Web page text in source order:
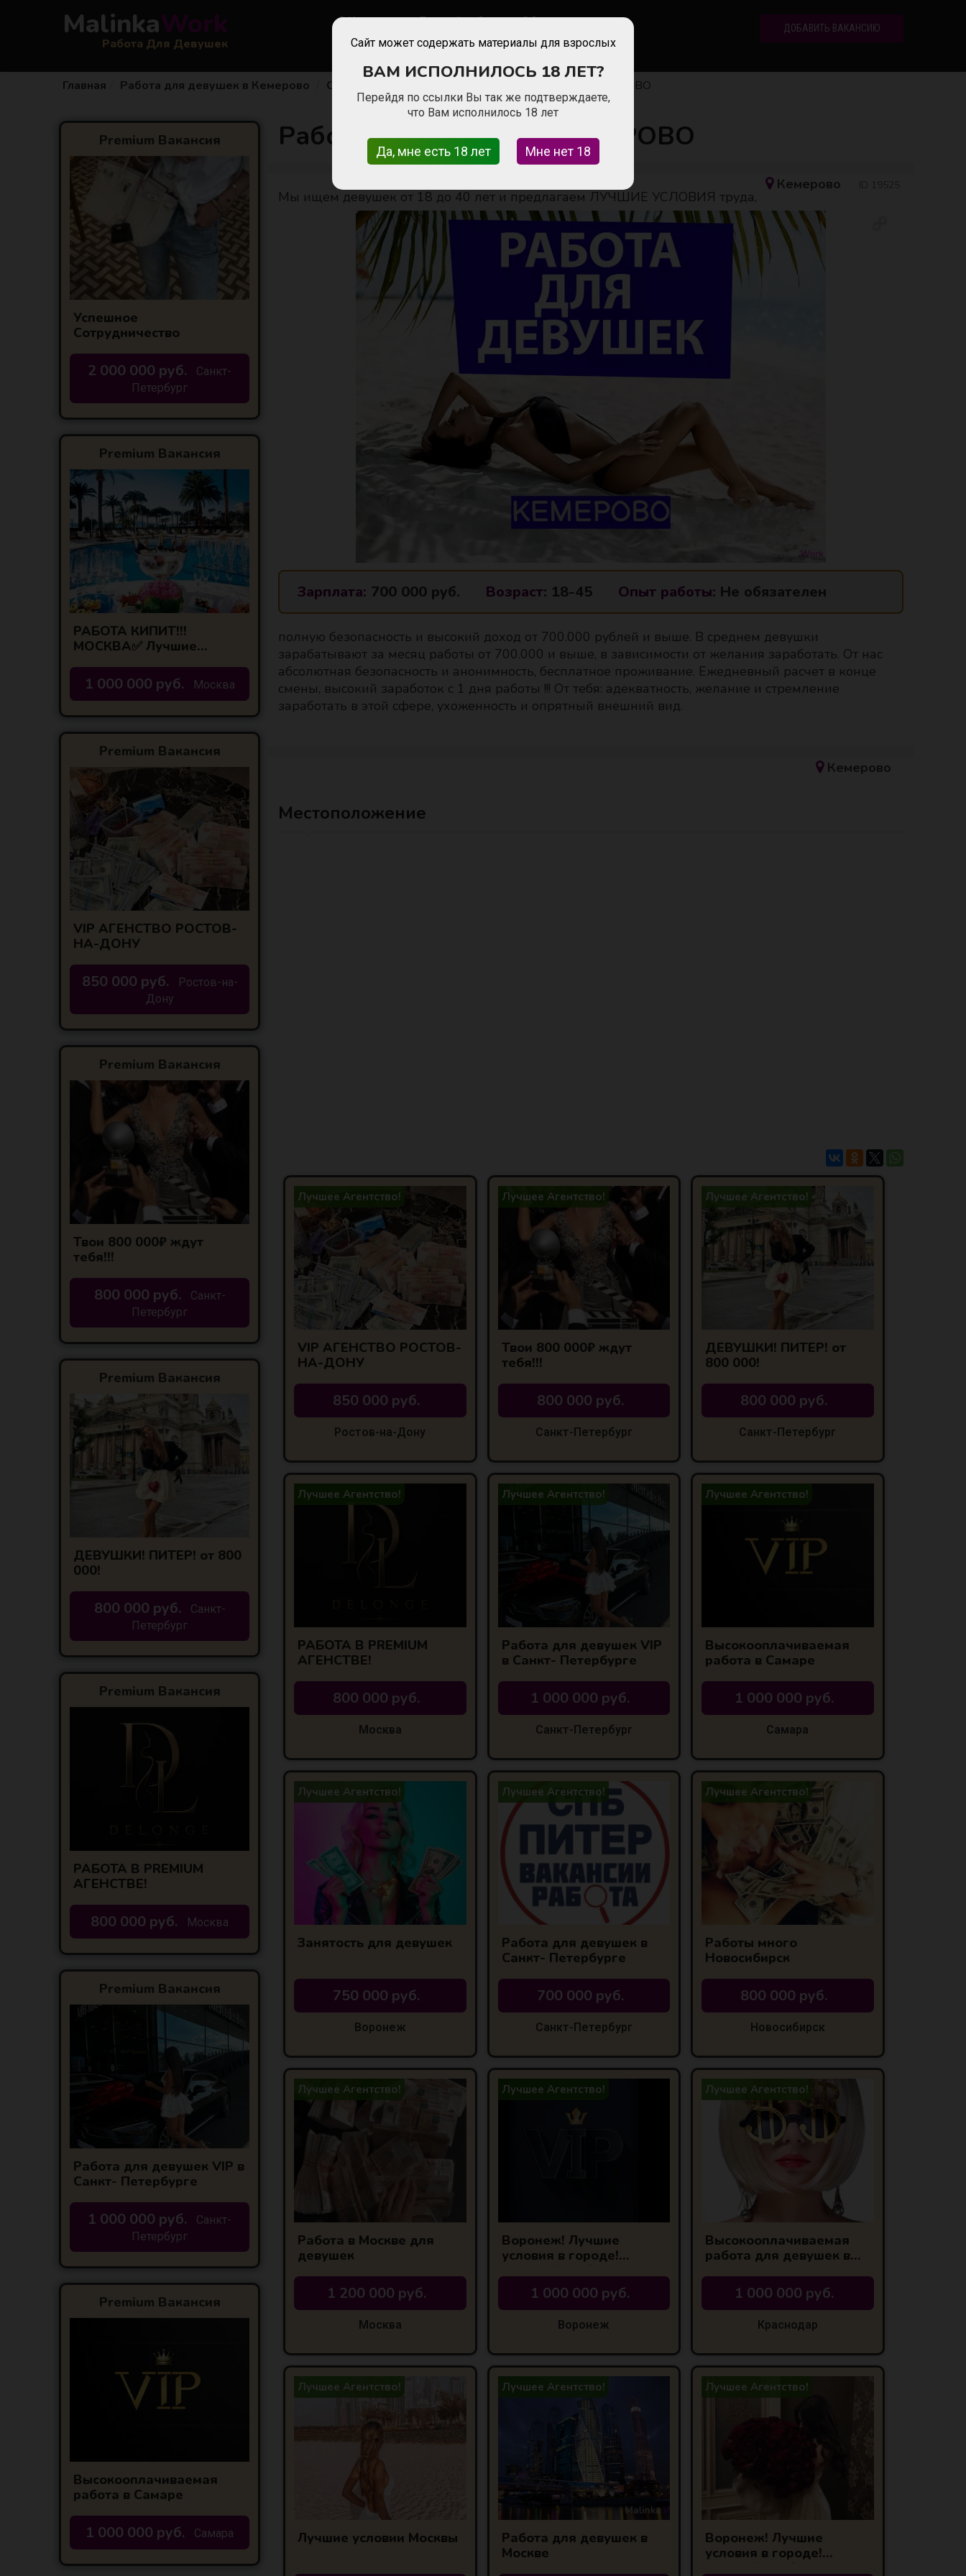
Malinka
Работа Для Девушек
Кемерово Личный кабинет Обратная связь ДОБАВИТЬ ВАКАНСИЮ
Главная Работа для девушек в Кемерово Сфера сопровождения Работa для девушек КЕМЕРОВО
Premium Вакансия
Успешное
Сотрудничество
2 000 000 руб.
Санкт-
Петербург
Premium Вакансия
РАБОТА КИПИТ!!!
МОСКВА✅ Лучшие
центральной России!
1 000 000 руб. Москва
Premium Вакансия
VIP АГЕНСТВО РОСТОВ-
НА-ДОНУ
850 000 руб.
Ростов-на-
Дону
Premium Вакансия
Твои 800 000₽ ждут
тебя!!!
800 000 руб.
Санкт-
Петербург
Premium Вакансия
ДЕВУШКИ! ПИТЕР! от 800
000!
800 000 руб.
Санкт-
Петербург
Premium Вакансия
РАБОТА В PREMIUM
АГЕНСТВЕ!
800 000 руб. Москва
Premium Вакансия
Работа для девушек VIP в
Санкт- Петербурге
1 000 000 руб.
Санкт-
Петербург
Premium Вакансия
Высокооплачиваемая
работа в Самаре
1 000 000 руб. Самара
Работa для девушек КЕМЕРОВО
Кемерово
Зарплата: 700 000 руб. Возраст: 18-45 Опыт работы: Не обязателен
Мы ищем девушек от 18 до 40 лет и предлагаем ЛУЧШИЕ УСЛОВИЯ труда,
полную безопасность и высокий доход от 700.000 рублей и выше. В среднем девушки
зарабатывают за месяц работы от 700.000 и выше, в зависимости от желания заработать. От нас
абсолютная безопасность и анонимность, бесплатное проживание. Ежедневный расчет в конце
смены, высокий заработок с 1 дня работы !!! От тебя: адекватность, желание и стремление
заработать в этой сфере, ухоженность и опрятный внешний вид.
Кемерово
Местоположение
Лучшее Агентство!
VIP АГЕНСТВО РОСТОВ-
НА-ДОНУ
850 000 руб.
Ростов-на-Дону
Лучшее Агентство!
Твои 800 000₽ ждут
тебя!!!
800 000 руб.
Санкт-Петербург
Лучшее Агентство!
ДЕВУШКИ! ПИТЕР! от
800 000!
800 000 руб.
Санкт-Петербург
Лучшее Агентство!
РАБОТА В PREMIUM
АГЕНСТВЕ!
800 000 руб.
Москва
Лучшее Агентство!
Работа для девушек VIP
в Санкт- Петербурге
1 000 000 руб.
Санкт-Петербург
Лучшее Агентство!
Высокооплачиваемая
работа в Самаре
1 000 000 руб.
Самара
Лучшее Агентство!
Занятость для девушек
750 000 руб.
Воронеж
Лучшее Агентство!
Работа для девушек в
Санкт- Петербурге
700 000 руб.
Санкт-Петербург
Лучшее Агентство!
Работы много
Новосибирск
800 000 руб.
Новосибирск
Лучшее Агентство!
Работа в Москве для
девушек
1 200 000 руб.
Москва
Лучшее Агентство!
Воронеж! Лучшие
условия в городе!
Высокий % З/П
1 000 000 руб.
Воронеж
Лучшее Агентство!
Высокооплачиваемая
работа для девушек в
1 000 000 руб.
Краснодар
Лучшее Агентство!
Лучшие условии Москвы
Лучшее Агентство!
Работа для девушек в
Москве
Лучшее Агентство!
Воронеж! Лучшие
условия в городе!
Высокий % З/П
Сайт может содержать материалы для взрослых
ВАМ ИСПОЛНИЛОСЬ 18 ЛЕТ?
Перейдя по ссылки Вы так же подтверждаете,
что Вам исполнилось 18 лет
Да, мне есть 18 лет Мне нет 18